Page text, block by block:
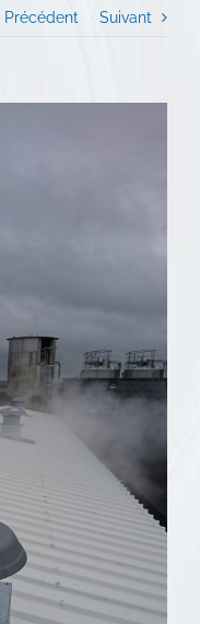
Précédent Suivant